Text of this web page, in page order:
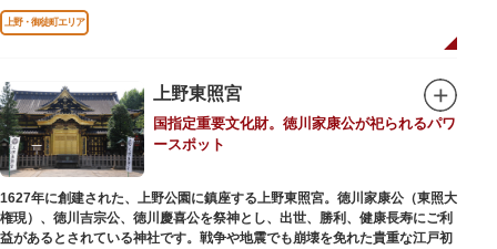
からなり、89件の国宝を所蔵。常に貴重な文化財を公開し、講座や講演会、
ワークショップなどを実施しています。国宝や重要文化財などの名品をたど
りながら、真の美術史を堪能し価値あるひと時を過ごしてみてはいかがでし
吹き抜けのエントランスに大理石の大階段がある本館では、壁時計やステン
ドグラスなど格調高い内部装飾にも注目してみてください。初めて来館する
方や時間が限られている方などに向け提案されたコース（日本美術入門／た
てものめぐり／仏像大好き）を参考にめぐるのも良いでしょう。
敷地内にはレストランやミュージアムショップのほか緑豊かな庭園も。季節
ごとの彩りを感じながらゆったりと散策するのもおすすめです。
上野・御徒町エリア
上野東照宮
国指定重要文化財。徳川家康公が祀られるパワ
ースポット
1627年に創建された、上野公園に鎮座する上野東照宮。徳川家康公（東照大
権現）、徳川吉宗公、徳川慶喜公を祭神とし、出世、勝利、健康長寿にご利
益があるとされている神社です。戦争や地震でも崩壊を免れた貴重な江戸初